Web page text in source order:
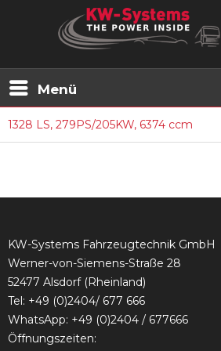
Menü
1328 LS, 279PS/205KW, 6374 ccm
KW-Systems Fahrzeugtechnik GmbH
Werner-von-Siemens-Straße 28
52477 Alsdorf (Rheinland)
Tel: +49 (0)2404/ 677 666
WhatsApp: +49 (0)2404 / 677666
Öffnungszeiten: